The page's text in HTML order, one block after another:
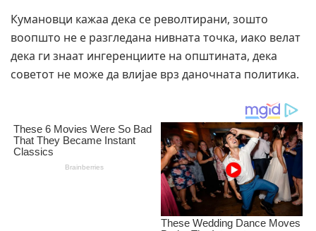
Кумановци кажаа дека се револтирани, зошто
воопшто не е разгледана нивната точка, иако велат
дека ги знаат ингеренциите на општината, дека
советот не може да влијае врз даночната политика.